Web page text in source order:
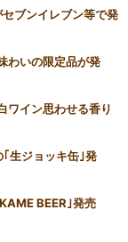
ブンイレブン等で発
わいの限定品が発
ワイン思わせる香り
｢生ジョッキ缶｣発
BEER｣発売